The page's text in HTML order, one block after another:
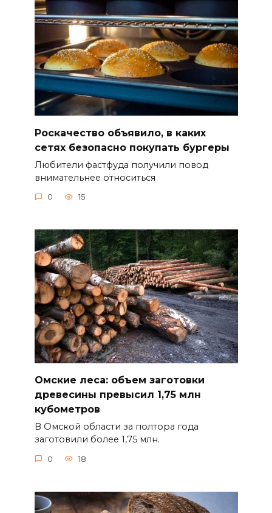
Роскачество объявило, в каких
сетях безопасно покупать бургеры
Любители фастфуда получили повод
внимательнее относиться
0 15
Омские леса: объем заготовки
древесины превысил 1,75 млн
кубометров
В Омской области за полтора года
заготовили более 1,75 млн.
0 18